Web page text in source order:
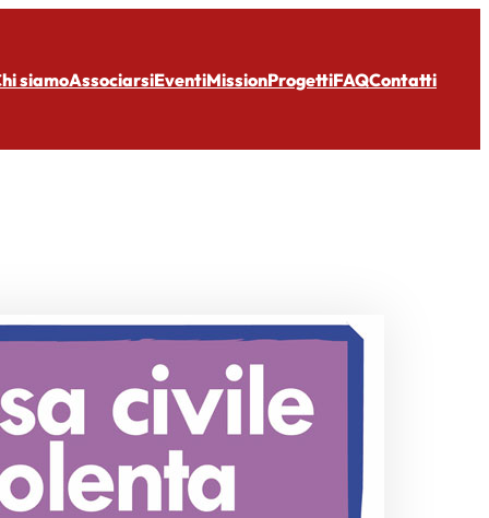
siamoAssociarsiEventiMissionProgettiFAQContatti